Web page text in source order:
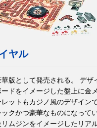
ヤル
華版として発売される。 デザ
ドをイメージした盤上に金
ットもカジノ風のデザイン
クかつ豪華なものになってい
ムジンをイメージしたリア